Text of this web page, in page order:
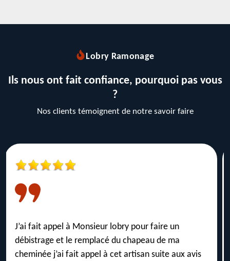
Lobry Ramonage
Ils nous ont fait confiance, pourquoi pas vous
?
Nos clients témoignent de notre savoir faire
Je recommande la société Lobry pour faire
ramoner sa cheminée. Service rapide et efficace,
un artisan de bon conseil à un prix très raisonnable.